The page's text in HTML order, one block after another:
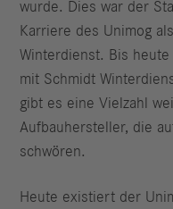
wurde. Dies war der
Karriere des Unimog
Winterdienst. Bis
mit Schmidt
gibt es eine Vielzahl
Aufbauhersteller, die
schwören.
Heute existiert der